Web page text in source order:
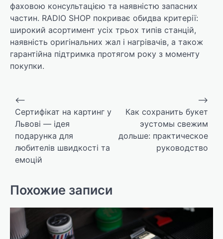
фаховою консультацією та наявністю запасних
частин. RADIO SHOP покриває обидва критерії:
широкий асортимент усіх трьох типів станцій,
наявність оригінальних жал і нагрівачів, а також
гарантійна підтримка протягом року з моменту
покупки.
Навигация
по
записям
⟵
Сертифікат на картинг у
Львові — ідея
подарунка для
любителів швидкості та
емоцій
Как сохранить букет
эустомы свежим
дольше: практическое
руководство
⟶
Похожие записи